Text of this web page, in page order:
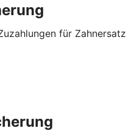
für Zahnersatz